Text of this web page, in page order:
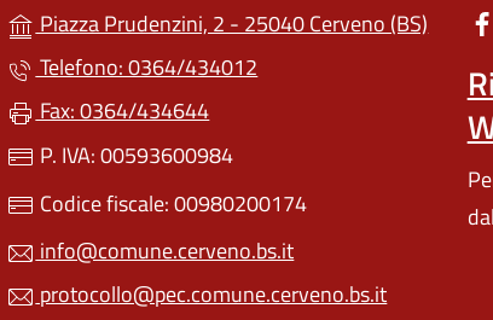
Piazza Prudenzini, 2 - 25040 Cerveno (BS) (apre
Telefono: 0364/434012
Fax: 0364/434644
P. IVA: 00593600984
Codice fiscale: 00980200174
info@comune.cerveno.bs.it
protocollo@pec.comune.cerveno.bs.it